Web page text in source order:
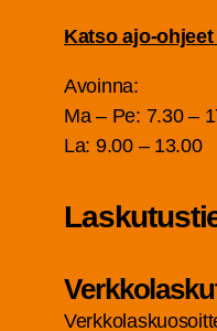
Kat­so ajo-
Avoin­na:
Ma – Pe: 7.30 –
La: 9.00 – 13.00